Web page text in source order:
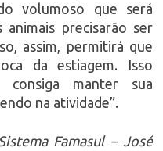
volumoso que será
precisarão ser
assim, permitirá que
da estiagem. Isso
manter sua
na atividade”.
Famasul – José